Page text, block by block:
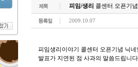
피임/생리 콜센터 오픈기
2009.10.07
피임생리이야기 콜센터 오픈기념 닉
발표가 지연된 점 사과의 말씀드립니